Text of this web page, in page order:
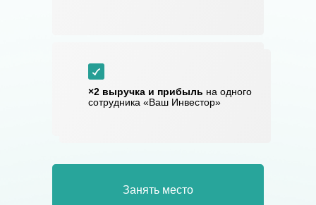
Занять место
сотрудников SMART Consulting
×2 выручка и прибыль на одного
сотрудника «Ваш Инвестор»